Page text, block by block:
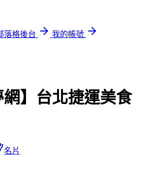
落格後台
我的帳號
網】台北捷運美食
名片